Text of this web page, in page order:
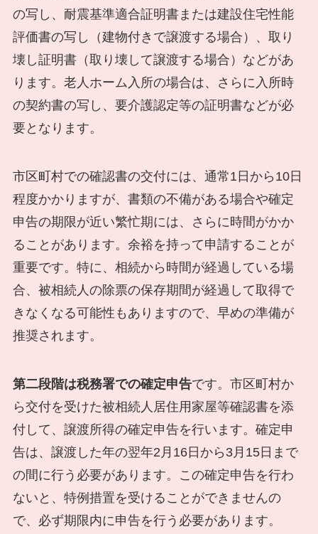
の写し、耐震基準適合証明書または建設住宅性能
評価書の写し（建物付きで譲渡する場合）、取り
壊し証明書（取り壊して譲渡する場合）などがあ
ります。老人ホーム入所の場合は、さらに入所時
の契約書の写し、要介護認定等の証明書などが必
要となります。
市区町村での確認書の交付には、通常1日から10日
程度かかりますが、書類の不備がある場合や確定
申告の期限が近い繁忙期には、さらに時間がかか
ることがあります。余裕を持って申請することが
重要です。特に、相続から時間が経過している場
合、被相続人の除票の保存期間が経過して取得で
きなくなる可能性もありますので、早めの準備が
推奨されます。
第二段階は税務署での確定申告です。市区町村か
ら交付を受けた被相続人居住用家屋等確認書を添
付して、譲渡所得の確定申告を行います。確定申
告は、譲渡した年の翌年2月16日から3月15日まで
の間に行う必要があります。この確定申告を行わ
ないと、特例措置を受けることができませんの
で、必ず期限内に申告を行う必要があります。